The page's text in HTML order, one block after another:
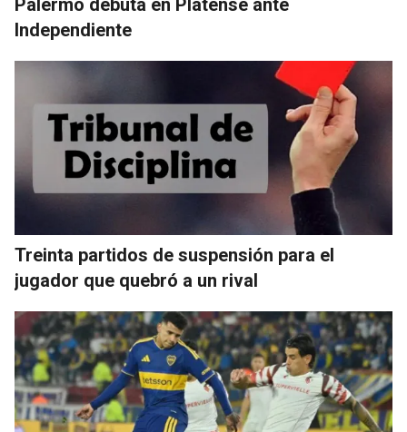
Palermo debuta en Platense ante
Independiente
Treinta partidos de suspensión para el
jugador que quebró a un rival